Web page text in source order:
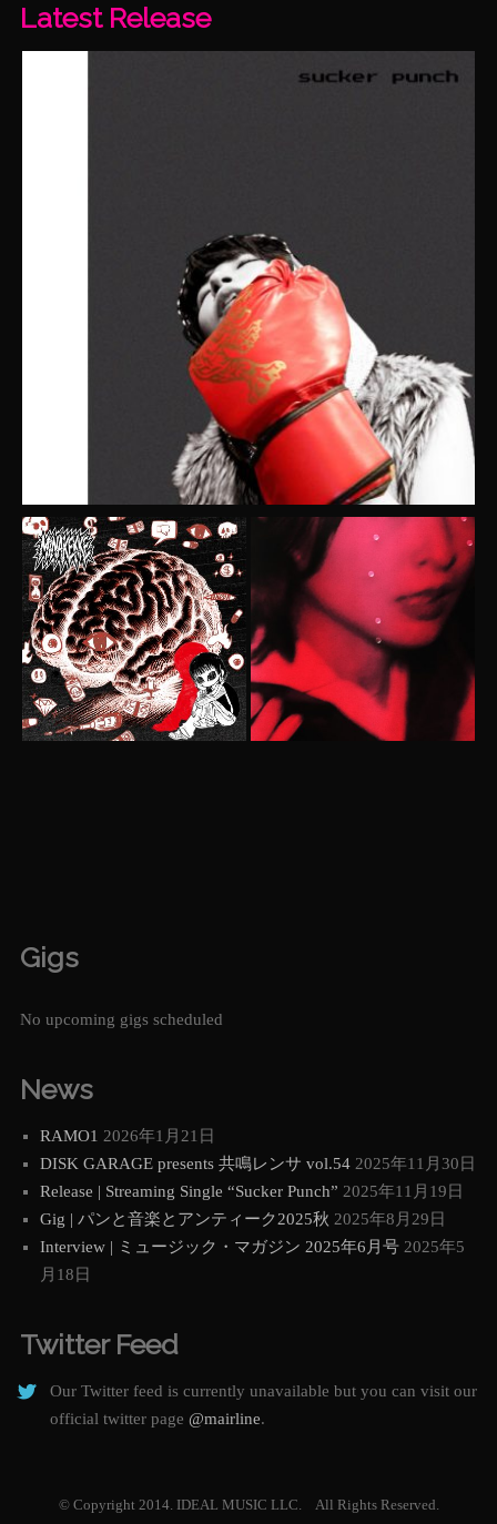
Latest Release
Gigs
No upcoming gigs scheduled
News
RAMO1 2026年1月21日
DISK GARAGE presents 共鳴レンサ vol.54 2025年11月30日
Release | Streaming Single “Sucker Punch” 2025年11月19日
Gig | パンと音楽とアンティーク2025秋 2025年8月29日
Interview | ミュージック・マガジン 2025年6月号 2025年5
月18日
Twitter Feed
Our Twitter feed is currently unavailable but you can visit our
official twitter page @mairline.
© Copyright 2014. IDEAL MUSIC LLC. All Rights Reserved.